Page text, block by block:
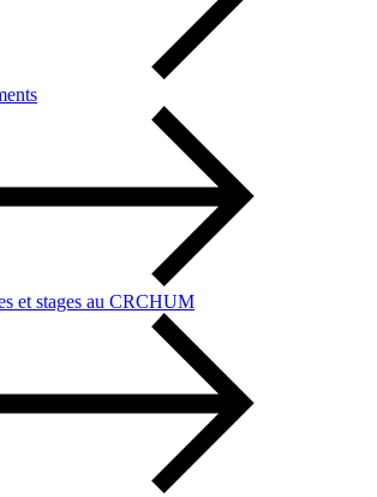
et stages au CRCHUM